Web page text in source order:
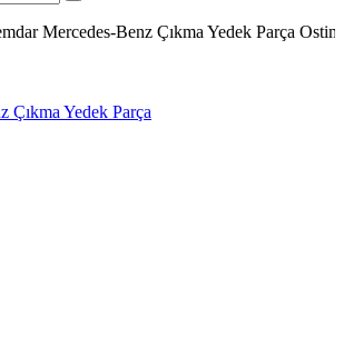
Mercedes-Benz Çıkma Yedek Parça Ostim
Çıkma Yedek Parça